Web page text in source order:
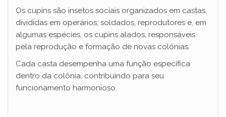
Os cupins são insetos sociais organizados em castas,
divididas em operários, soldados, reprodutores e, em
algumas espécies, os cupins alados, responsáveis
pela reprodução e formação de novas colônias.
Cada casta desempenha uma função específica
dentro da colônia, contribuindo para seu
funcionamento harmonioso.